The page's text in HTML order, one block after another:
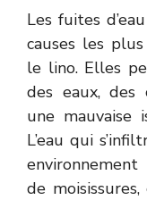
Les fuites
causes les
le lino. Elles
des eaux, des
une mauvaise
L’eau qui
de